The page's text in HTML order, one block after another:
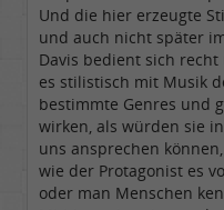
Und die hier erzeugte
und auch nicht später
Davis bedient sich
es stilistisch mit Musik
bestimmte Genres und
wirken, als würden sie
uns ansprechen
wie der Protagonist es
oder man Menschen